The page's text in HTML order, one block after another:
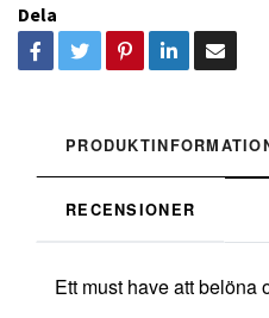
Dela
RECENSIONER
Ett must have att belöna